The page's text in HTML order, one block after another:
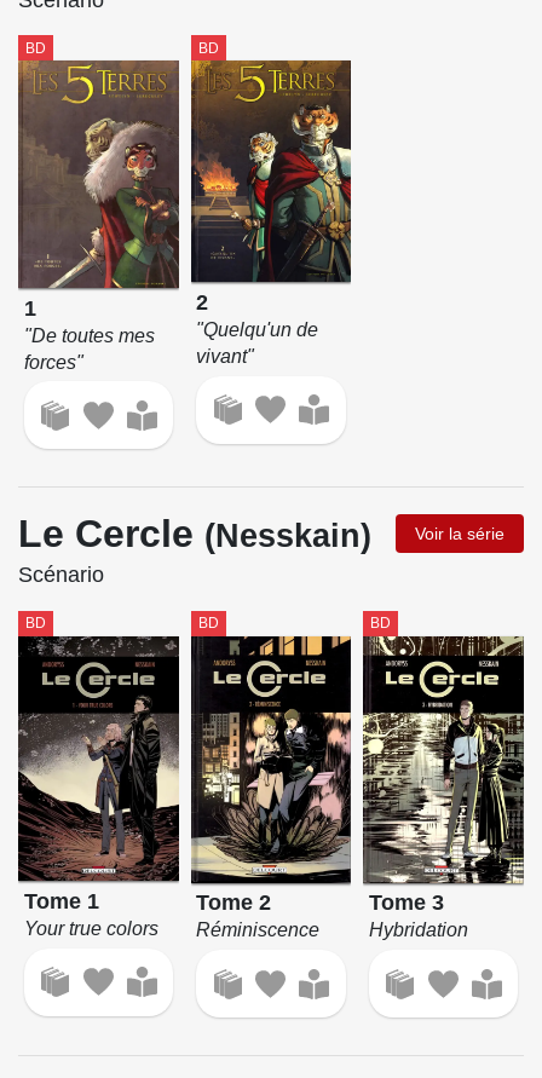
BD
1
"De toutes mes
forces"
BD
2
"Quelqu'un de
vivant"
Le Cercle (Nesskain) Voir la série
Scénario
BD
Tome 1
Your true colors
BD
Tome 2
Réminiscence
BD
Tome 3
Hybridation